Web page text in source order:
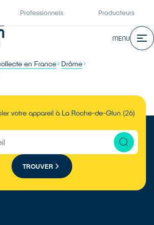
Professionnels Producteurs
MENU
en France
Drôme
votre appareil à La Roche-de-Glun (26)
TROUVER